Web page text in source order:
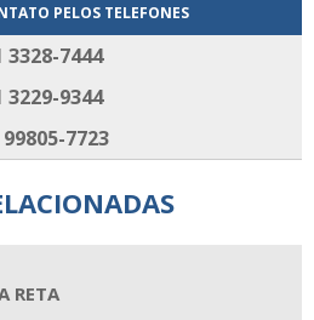
PELOS TELEFONES
3328-7444
3229-9344
99805-7723
RETA